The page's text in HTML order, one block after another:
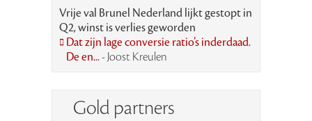
Vrije val Brunel Nederland lijkt gestopt in
Q2, winst is verlies geworden
Dat zijn lage conversie ratio’s inderdaad.
De en...- Joost Kreulen
Gold partners